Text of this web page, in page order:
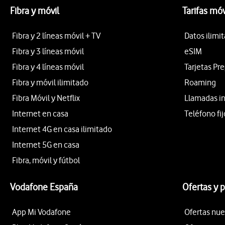
Fibra y móvil
Fibra y 2 líneas móvil + TV
Fibra y 3 líneas móvil
Fibra y 4 líneas móvil
Fibra y móvil ilimitado
Fibra Móvil y Netflix
Internet en casa
Internet 4G en casa ilimitado
Internet 5G en casa
Fibra, móvil y fútbol
Tarifas
Datos
eSIM
Tarjetas
Roaming
Llamadas
Teléfono
Vodafone España
App Mi Vodafone
Ofertas y
Ofertas